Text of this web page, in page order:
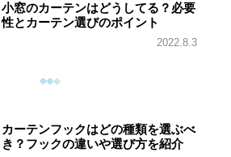
小窓のカーテンはどうしてる？必要
性とカーテン選びのポイント
2022.8.3
カーテンフックはどの種類を選ぶべ
き？フックの違いや選び方を紹介